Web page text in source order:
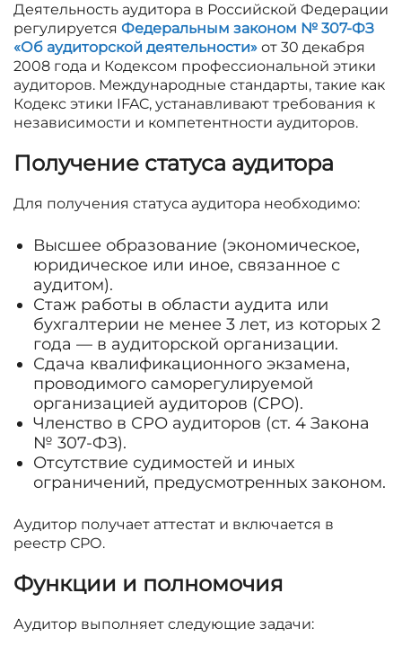
Деятельность аудитора в Российской Федерации
регулируется Федеральным законом № 307-ФЗ
«Об аудиторской деятельности» от 30 декабря
2008 года и Кодексом профессиональной этики
аудиторов. Международные стандарты, такие как
Кодекс этики IFAC, устанавливают требования к
независимости и компетентности аудиторов.
Получение статуса аудитора
Для получения статуса аудитора необходимо:
Высшее образование (экономическое,
юридическое или иное, связанное с
аудитом).
Стаж работы в области аудита или
бухгалтерии не менее 3 лет, из которых 2
года — в аудиторской организации.
Сдача квалификационного экзамена,
проводимого саморегулируемой
организацией аудиторов (СРО).
Членство в СРО аудиторов (ст. 4 Закона
№ 307-ФЗ).
Отсутствие судимостей и иных
ограничений, предусмотренных законом.
Аудитор получает аттестат и включается в
реестр СРО.
Функции и полномочия
Аудитор выполняет следующие задачи: